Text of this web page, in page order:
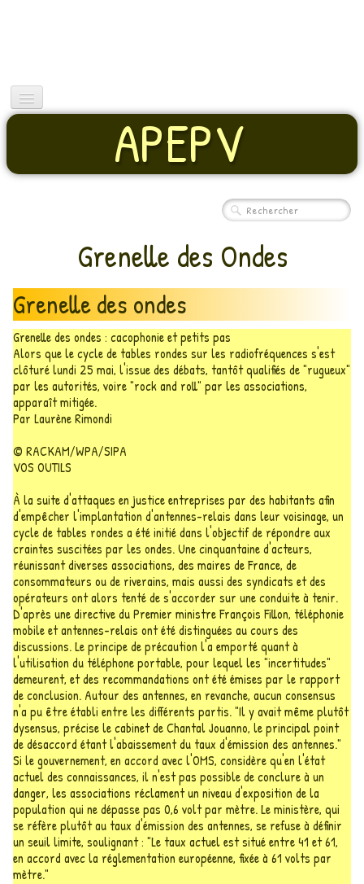
Présentation
Accueil
Contact
APEPV
Grenelle des Ondes
Grenelle des ondes
Grenelle des ondes : cacophonie et petits pas
Alors que le cycle de tables rondes sur les radiofréquences s'est
clôturé lundi 25 mai, l'issue des débats, tantôt qualifiés de "rugueux"
par les autorités, voire "rock and roll" par les associations,
apparaît mitigée.
Par Laurène Rimondi
© RACKAM/WPA/SIPA
VOS OUTILS
À la suite d'attaques en justice entreprises par des habitants afin
d'empêcher l'implantation d'antennes-relais dans leur voisinage, un
cycle de tables rondes a été initié dans l'objectif de répondre aux
craintes suscitées par les ondes. Une cinquantaine d'acteurs,
réunissant diverses associations, des maires de France, de
consommateurs ou de riverains, mais aussi des syndicats et des
opérateurs ont alors tenté de s'accorder sur une conduite à tenir.
D'après une directive du Premier ministre François Fillon, téléphonie
mobile et antennes-relais ont été distinguées au cours des
discussions. Le principe de précaution l'a emporté quant à
l'utilisation du téléphone portable, pour lequel les "incertitudes"
demeurent, et des recommandations ont été émises par le rapport
de conclusion. Autour des antennes, en revanche, aucun consensus
n'a pu être établi entre les différents partis. "Il y avait même plutôt
dysensus, précise le cabinet de Chantal Jouanno, le principal point
de désaccord étant l'abaissement du taux d'émission des antennes."
Si le gouvernement, en accord avec l'OMS, considère qu'en l'état
actuel des connaissances, il n'est pas possible de conclure à un
danger, les associations réclament un niveau d'exposition de la
population qui ne dépasse pas 0,6 volt par mètre. Le ministère, qui
se réfère plutôt au taux d'émission des antennes, se refuse à définir
un seuil limite, soulignant : "Le taux actuel est situé entre 41 et 61,
en accord avec la réglementation européenne, fixée à 61 volts par
mètre."